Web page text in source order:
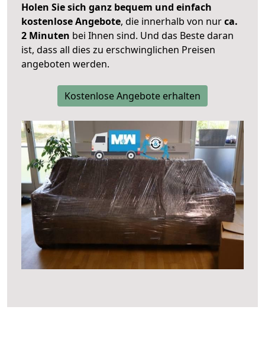
Holen Sie sich ganz bequem und einfach
kostenlose Angebote, die innerhalb von nurca.
2 Minuten bei Ihnen sind. Und das Beste daran
ist, dass all dies zu erschwinglichen Preisen
angeboten werden.
Kostenlose Angebote erhalten